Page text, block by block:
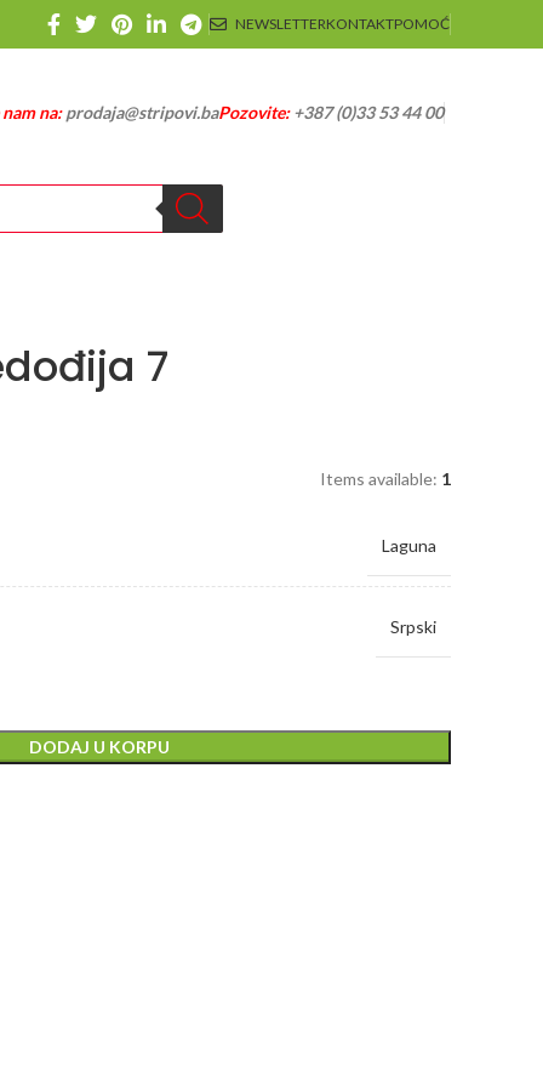
NEWSLETTERKONTAKTPOMOĆ
na:prodaja@stripovi.baPozovite:+387 (0)33 53 44 00
7
Items available: 1
Laguna
Srpski
DODAJ U KORPU